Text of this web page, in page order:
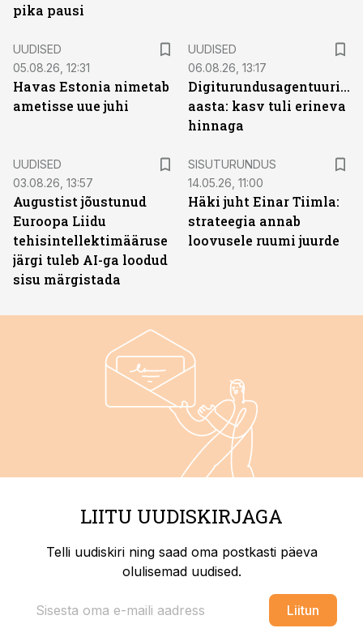
pika pausi
UUDISED
05.08.26, 12:31
Havas Estonia nimetab
ametisse uue juhi
UUDISED
06.08.26, 13:17
Digiturundusagentuuride
aasta: kasv tuli erineva
hinnaga
UUDISED
03.08.26, 13:57
Augustist jõustunud
Euroopa Liidu
tehisintellektimääruse
järgi tuleb AI-ga loodud
sisu märgistada
SISUTURUNDUS
14.05.26, 11:00
Häki juht Einar Tiimla:
strateegia annab
loovusele ruumi juurde
LIITU UUDISKIRJAGA
Telli uudiskiri ning saad oma postkasti päeva
olulisemad uudised.
Liitun